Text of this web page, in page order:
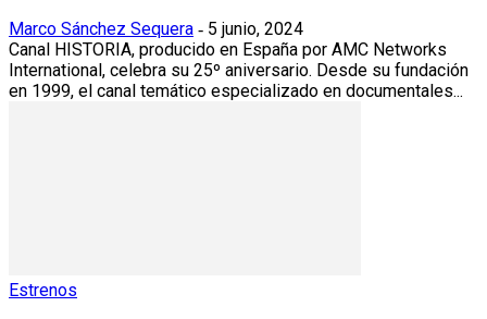
Marco Sánchez Sequera - 5 junio, 2024
Canal HISTORIA, producido en España por AMC Networks
International, celebra su 25º aniversario. Desde su fundación
en 1999, el canal temático especializado en documentales...
Estrenos